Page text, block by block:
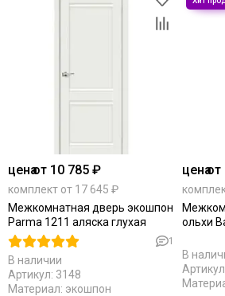
ценаот 10 785 ₽
комплект от 17 645 ₽
Межкомнатная дверь экошпон
Parma 1211 аляска глухая
1
В наличии
Артикул: 3148
Материал: экошпон
ценаот
ольхи
В